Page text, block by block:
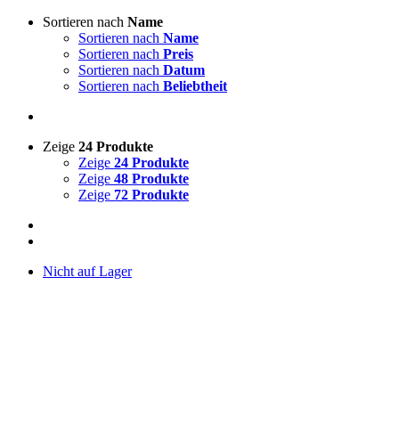
Sortieren nach Name
Sortieren nach Name
Sortieren nach Preis
Sortieren nach Datum
Sortieren nach Beliebtheit
Zeige 24 Produkte
Zeige 24 Produkte
Zeige 48 Produkte
Zeige 72 Produkte
Nicht auf Lager